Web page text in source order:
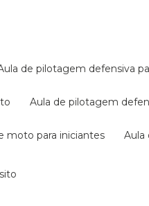
aula de pilotagem defensiva
aula de pilotagem
moto para iniciantes